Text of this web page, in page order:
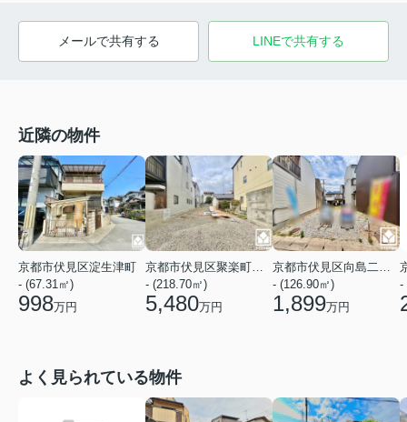
メールで共有する LINEで共有する
近隣の物件
京都市伏見区淀生津町
- (67.31㎡)
998万円
- (218.70㎡)
5,480万円
- (126.90㎡)
1,899万円
-
よく見られている物件